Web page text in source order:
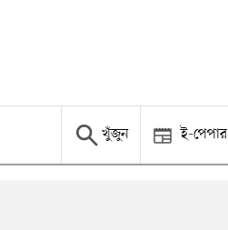
খুঁজুন ই-পেপার